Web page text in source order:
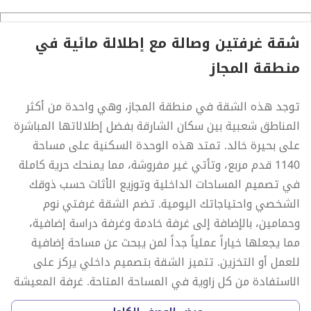
م
شقة غرفتين وصالة مع إطلالة مائية في
منطقة المجاز
توجد هذه الشقة في منطقة المجاز، وهي واحدة من أكثر
المناطق شعبية بين سكان الشارقة بفضل إطلالاتها المباشرة
على بحيرة خالد. تمتد هذه الوحدة السكنية على مساحة
1140 قدم مربع، وتأتي غير مفروشة، مما يمنحك حرية كاملة
في تصميم المساحات الداخلية وتوزيع الأثاث حسب ذوقك
الشخصي واحتياجاتك اليومية. تضم الشقة غرفتي نوم
وحمامين، بالإضافة إلى غرفة خادمة وغرفة دراسة إضافية،
مما يجعلها خياراً عملياً جداً لمن يبحث عن مساحة إضافية
للعمل أو التخزين. تتميز الشقة بتصميم داخلي يركز على
الاستفادة من كل زاوية في المساحة المتاحة. غرفة المعيشة
تفتح على شرفة خاصة تطل على المياه، مما يضيف لمسة